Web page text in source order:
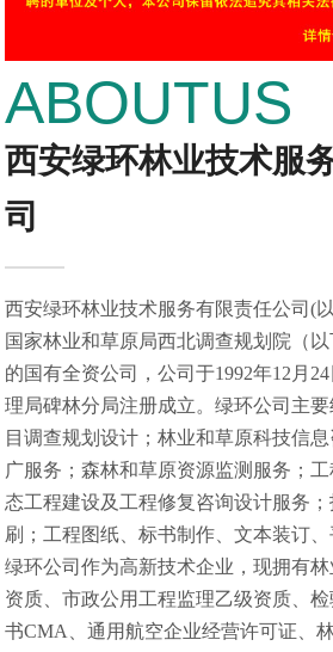
ABOUTUS
西安绿环林业技术服
司
西安绿环林业技术服务有限责任公司(
国家林业和草原局西北调查规划院（
的国有全资公司，公司于1992年12月
理局碑林分局注册成立。绿环公司主
目调查规划设计；林业和草原科技信
广服务；森林和草原资源监测服务；
态工程建设及工程修复咨询设计服务
刷；工程图纸、标书制作、文本装订、
绿环公司作为高新技术企业，现拥有
资质、市政公用工程监理乙级资质、
书CMA、通用航空企业经营许可证、